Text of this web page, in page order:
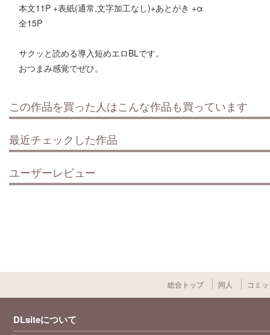
本文11P +表紙(通常,文字加工なし)+あとがき +α
全15P
サクッと読める導入短めエロBLです。
おつまみ感覚でぜひ。
この作品を買った人はこんな作品も買っています
最近チェックした作品
ユーザーレビュー
総合トップ 同人 コミ
DLsiteについて